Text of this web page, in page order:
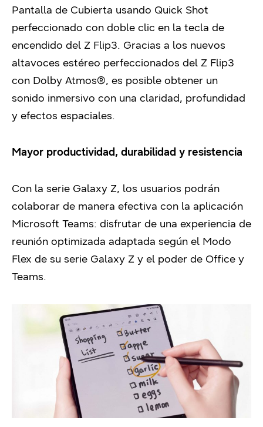
Pantalla de Cubierta usando Quick Shot
perfeccionado con doble clic en la tecla de
encendido del Z Flip3. Gracias a los nuevos
altavoces estéreo perfeccionados del Z Flip3
con Dolby Atmos®, es posible obtener un
sonido inmersivo con una claridad, profundidad
y efectos espaciales.
Mayor productividad, durabilidad y resistencia
Con la serie Galaxy Z, los usuarios podrán
colaborar de manera efectiva con la aplicación
Microsoft Teams: disfrutar de una experiencia de
reunión optimizada adaptada según el Modo
Flex de su serie Galaxy Z y el poder de Office y
Teams.